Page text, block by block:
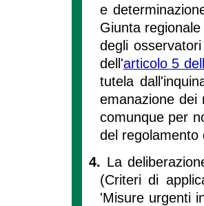
e
Giunta
degli
dell'articolo 5
tutela
emanazione
comunque per
del regolamento
4. La
(Criteri di
'Misure urgenti